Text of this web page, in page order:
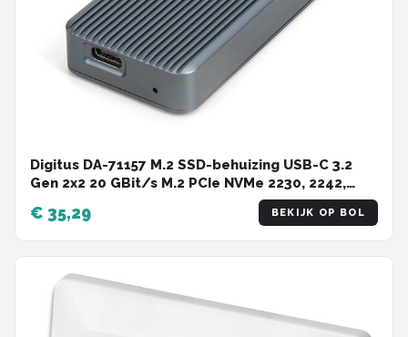
Digitus DA-71157 M.2 SSD-behuizing USB-C 3.2
Gen 2x2 20 GBit/s M.2 PCIe NVMe 2230, 2242,
€ 35,29 BEKIJK OP BOL